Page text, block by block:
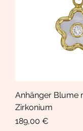
Anhänger Blume
Zirkonium
Precio
189,00 €